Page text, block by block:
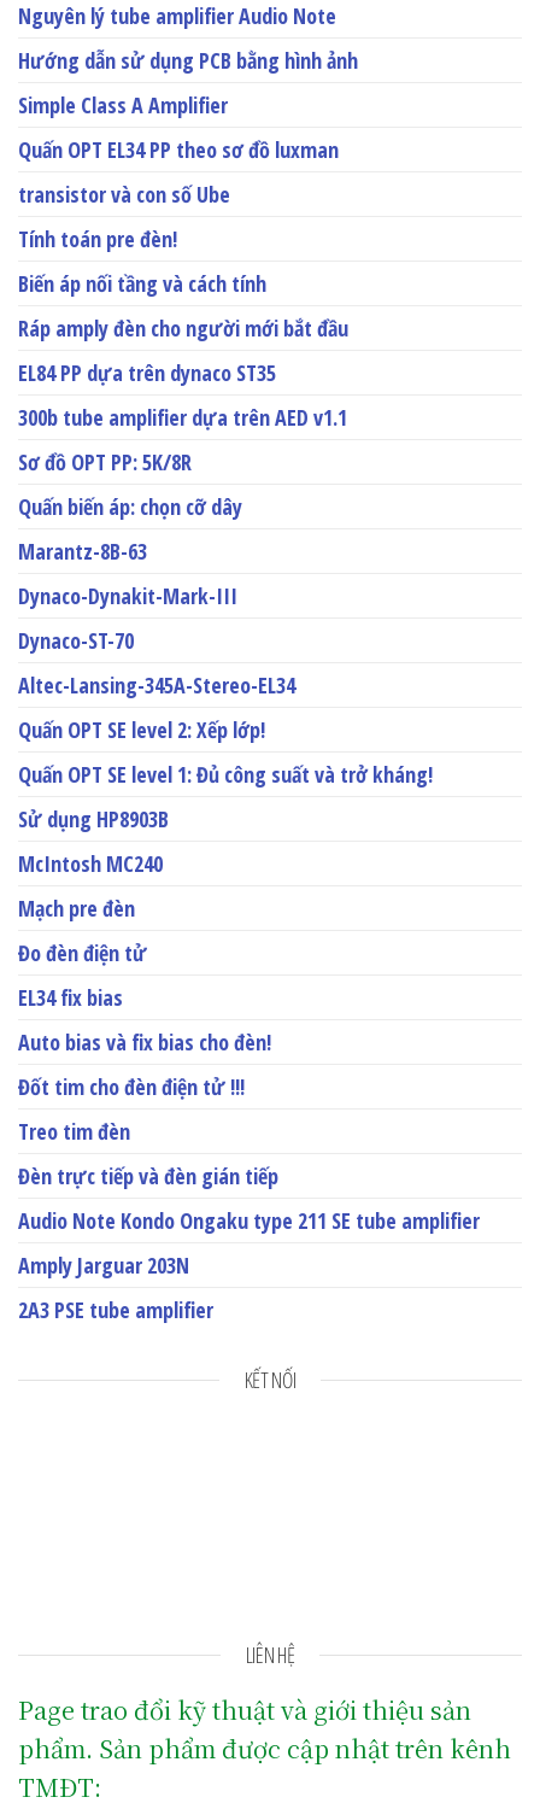
Nguyên lý tube amplifier Audio Note
Hướng dẫn sử dụng PCB bằng hình ảnh
Simple Class A Amplifier
Quấn OPT EL34 PP theo sơ đồ luxman
transistor và con số Ube
Tính toán pre đèn!
Biến áp nối tầng và cách tính
Ráp amply đèn cho người mới bắt đầu
EL84 PP dựa trên dynaco ST35
300b tube amplifier dựa trên AED v1.1
Sơ đồ OPT PP: 5K/8R
Quấn biến áp: chọn cỡ dây
Marantz-8B-63
Dynaco-Dynakit-Mark-III
Dynaco-ST-70
Altec-Lansing-345A-Stereo-EL34
Quấn OPT SE level 2: Xếp lớp!
Quấn OPT SE level 1: Đủ công suất và trở kháng!
Sử dụng HP8903B
McIntosh MC240
Mạch pre đèn
Đo đèn điện tử
EL34 fix bias
Auto bias và fix bias cho đèn!
Đốt tim cho đèn điện tử !!!
Treo tim đèn
Đèn trực tiếp và đèn gián tiếp
Audio Note Kondo Ongaku type 211 SE tube amplifier
Amply Jarguar 203N
2A3 PSE tube amplifier
KẾT NỐI
LIÊN HỆ
Page trao đổi kỹ thuật và giới thiệu sản
phẩm. Sản phẩm được cập nhật trên kênh
TMĐT: